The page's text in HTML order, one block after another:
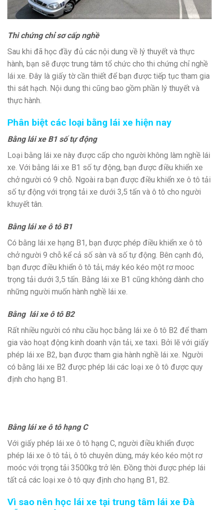
Thi chứng chỉ sơ cấp nghề
Sau khi đã học đầy đủ các nội dung về lý thuyết và thực
hành, bạn sẽ được trung tâm tổ chức cho thi chứng chỉ nghề
lái xe. Đây là giấy tờ cần thiết để bạn được tiếp tục tham gia
thi sát hạch. Nội dung thi cũng bao gồm phần lý thuyết và
thực hành.
Phân biệt các loại bằng lái xe hiện nay
Bằng lái xe B1 số tự động
Loại bằng lái xe này được cấp cho người không làm nghề lái
xe. Với bằng lái xe B1 số tự động, bạn được điều khiển xe
chở người có 9 chỗ. Ngoài ra bạn được điều khiển xe ô tô tải
số tự động với trọng tải xe dưới 3,5 tấn và ô tô cho người
khuyết tân.
Bằng lái xe ô tô B1
Có bằng lái xe hạng B1, bạn được phép điều khiển xe ô tô
chở người 9 chỗ kể cả số sàn và số tự động. Bên cạnh đó,
bạn được điều khiển ô tô tải, máy kéo kéo một rơ mooc
trọng tải dưới 3,5 tấn. Bằng lái xe B1 cũng không dành cho
những người muốn hành nghề lái xe.
Bằng lái xe ô tô B2
Rất nhiều người có nhu cầu học bằng lái xe ô tô B2 để tham
gia vào hoạt động kinh doanh vận tải, xe taxi. Bởi lẽ với giấy
phép lái xe B2, bạn được tham gia hành nghề lái xe. Người
có bằng lái xe B2 được phép lái các loại xe ô tô được quy
định cho hạng B1.
Bằng lái xe ô tô hạng C
Với giấy phép lái xe ô tô hạng C, người điều khiển được
phép lái xe ô tô tải, ô tô chuyên dùng, máy kéo kéo một rơ
moóc với trọng tải 3500kg trở lên. Đồng thời được phép lái
tất cả các loại xe ô tô quy định cho hạng B1, B2.
Vì sao nên học lái xe tại trung tâm lái xe Đà